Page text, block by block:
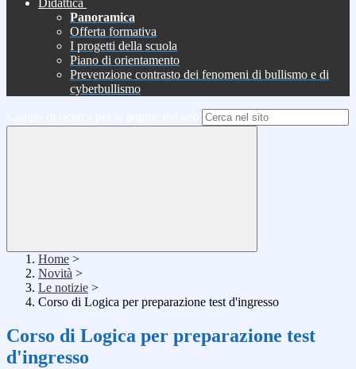
Didattica
Panoramica
Offerta formativa
I progetti della scuola
Piano di orientamento
Prevenzione contrasto dei fenomeni di bullismo e di
cyberbullismo
Home >
Novità >
Le notizie >
Corso di Logica per preparazione test d'ingresso
Corso di Logica per preparazione test
d'ingresso